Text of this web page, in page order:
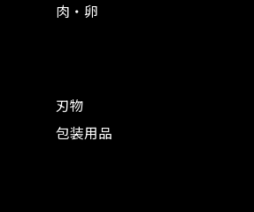
肉・卵
刃物
包装用品